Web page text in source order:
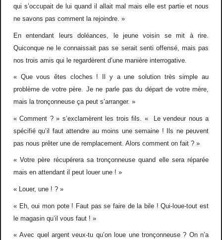
qui s’occupait de lui quand il allait mal mais elle est partie et nous
ne savons pas comment la rejoindre. »
En entendant leurs doléances, le jeune voisin se mit à rire.
Quiconque ne le connaissait pas se serait senti offensé, mais pas
nos trois amis qui le regardèrent d’une manière interrogative.
« Que vous êtes cloches ! Il y a une solution très simple au
problème de votre père. Je ne parle pas du départ de votre mère,
mais la tronçonneuse ça peut s’arranger. »
« Comment ? » s’exclamèrent les trois fils. « Le vendeur nous a
spécifié qu’il faut attendre au moins une semaine ! Ils ne peuvent
pas nous prêter une de remplacement. Alors comment on fait ? »
« Votre père récupérera sa tronçonneuse quand elle sera réparée
mais en attendant il peut louer une ! »
« Louer, une ! ? »
« Eh, oui mon pote ! Faut pas se faire de la bile ! Qui-loue-tout est
le magasin qu’il vous faut ! »
« Avec quel argent veux-tu qu’on loue une tronçonneuse ? On n’a